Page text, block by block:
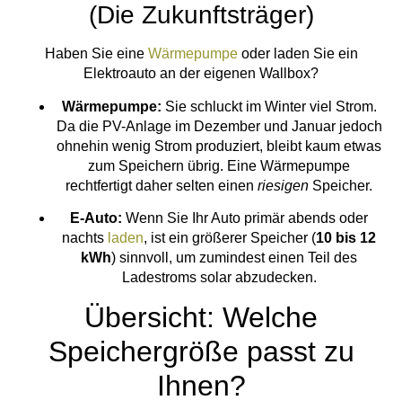
(Die Zukunftsträger)
Haben Sie eine Wärmepumpeoder laden Sie ein
Elektroauto an der eigenen Wallbox?
Wärmepumpe: Sie schluckt im Winter viel Strom.
Da die PV-Anlage im Dezember und Januar jedoch
ohnehin wenig Strom produziert, bleibt kaum etwas
zum Speichern übrig. Eine Wärmepumpe
rechtfertigt daher selten einen riesigen Speicher.
E-Auto: Wenn Sie Ihr Auto primär abends oder
nachts laden, ist ein größerer Speicher (10 bis 12
kWh) sinnvoll, um zumindest einen Teil des
Ladestroms solar abzudecken.
Übersicht: Welche
Speichergröße passt zu
Ihnen?